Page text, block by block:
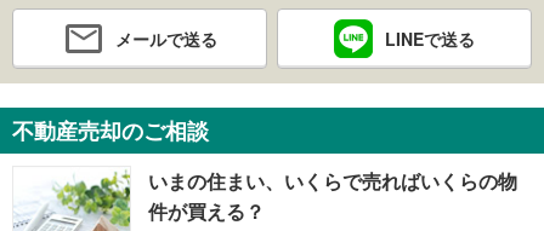
メールで送る LINEで送る
不動産売却のご相談
いまの住まい、いくらで売ればいくらの物
件が買える？